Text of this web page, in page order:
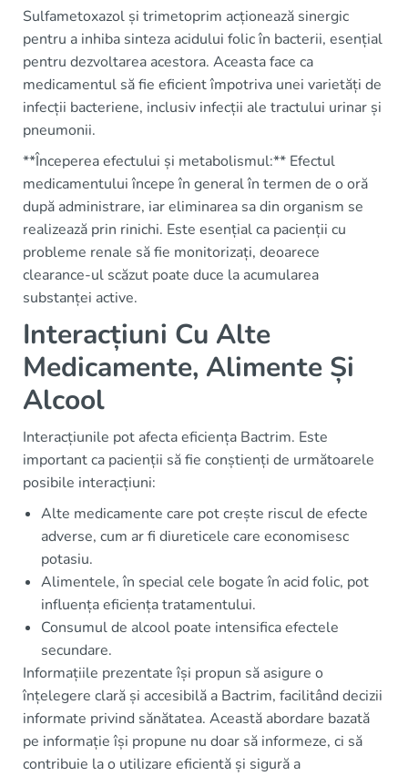
Sulfametoxazol și trimetoprim acționează sinergic
pentru a inhiba sinteza acidului folic în bacterii, esențial
pentru dezvoltarea acestora. Aceasta face ca
medicamentul să fie eficient împotriva unei varietăți de
infecții bacteriene, inclusiv infecții ale tractului urinar și
pneumonii.
**Începerea efectului și metabolismul:** Efectul
medicamentului începe în general în termen de o oră
după administrare, iar eliminarea sa din organism se
realizează prin rinichi. Este esențial ca pacienții cu
probleme renale să fie monitorizați, deoarece
clearance-ul scăzut poate duce la acumularea
substanței active.
Interacțiuni Cu Alte
Medicamente, Alimente Și
Alcool
Interacțiunile pot afecta eficiența Bactrim. Este
important ca pacienții să fie conștienți de următoarele
posibile interacțiuni:
Alte medicamente care pot crește riscul de efecte
adverse, cum ar fi diureticele care economisesc
potasiu.
Alimentele, în special cele bogate în acid folic, pot
influența eficiența tratamentului.
Consumul de alcool poate intensifica efectele
secundare.
Informațiile prezentate își propun să asigure o
înțelegere clară și accesibilă a Bactrim, facilitând decizii
informate privind sănătatea. Această abordare bazată
pe informație își propune nu doar să informeze, ci să
contribuie la o utilizare eficientă și sigură a